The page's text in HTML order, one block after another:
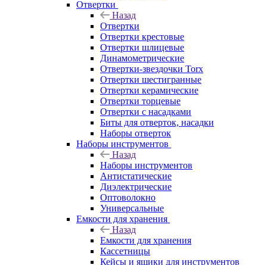
Отвертки
Назад
Отвертки
Отвертки крестовые
Отвертки шлицевые
Динамометрические
Отвертки-звездочки Torx
Отвертки шестигранные
Отвертки керамические
Отвертки торцевые
Отвертки с насадками
Биты для отверток, насадки
Наборы отверток
Наборы инструментов
Назад
Наборы инструментов
Антистатические
Диэлектрические
Оптоволокно
Универсальные
Емкости для хранения
Назад
Емкости для хранения
Кассетницы
Кейсы и ящики для инструментов